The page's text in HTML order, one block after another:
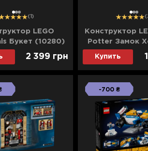
123 (1)
LEGO
Букет (10280)
2 399 грн
12 3
Конструктор
Potter Замок
урок
Купить
-700 ₴
новинки от LEGO и покупай по